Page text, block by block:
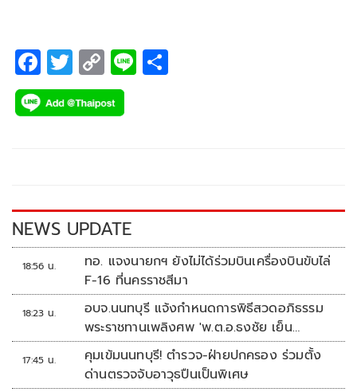
F
ac
e
k
T
wi
tt
C
o
p
k
Li
NEWS UPDATE
18:56 น.
ทอ. แจงนายกฯ ยังไม่ได้ร่วมบินเครื่องบินขับไล่
F-16 ที่นครราชสีมา
18:23 น.
อบจ.นนทบุรี แจ้งกำหนดการพิธีสวดอภิธรรม
พระราชทานเพลิงศพ 'พ.ต.อ.ธงชัย เย็น
ประเสริฐ'
17:45 น.
คุมเข้มนนทบุรี! ตำรวจ-ฝ่ายปกครอง ร่วมตั้ง
ด่านตรวจจับอาวุธปืนเป็นพิเศษ